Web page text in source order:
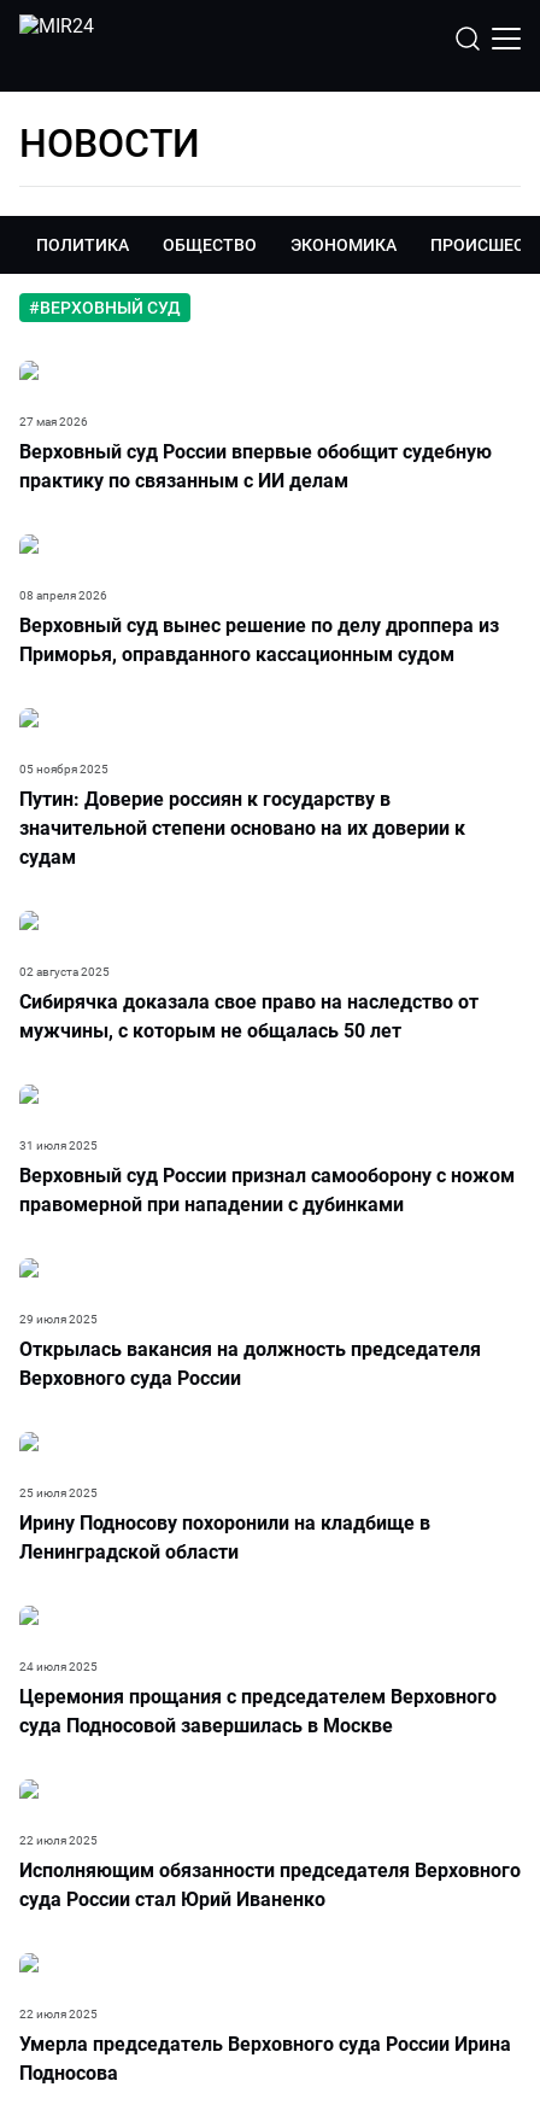
НОВОСТИ
ПОЛИТИКА ОБЩЕСТВО ЭКОНОМИКА
#ВЕРХОВНЫЙ СУД
Верховный суд России впервые обобщит судебную
практику по связанным с ИИ делам
27 мая 2026
Верховный суд вынес решение по делу дроппера из
Приморья, оправданного кассационным судом
08 апреля 2026
Путин: Доверие россиян к государству в
значительной степени основано на их доверии к
судам
05 ноября 2025
Сибирячка доказала свое право на наследство от
мужчины, с которым не общалась 50 лет
02 августа 2025
Верховный суд России признал самооборону с ножом
правомерной при нападении с дубинками
31 июля 2025
Открылась вакансия на должность председателя
Верховного суда России
29 июля 2025
Ирину Подносову похоронили на кладбище в
Ленинградской области
25 июля 2025
Церемония прощания с председателем Верховного
суда Подносовой завершилась в Москве
24 июля 2025
Исполняющим обязанности председателя Верховного
суда России стал Юрий Иваненко
22 июля 2025
Умерла председатель Верховного суда России Ирина
Подносова
22 июля 2025